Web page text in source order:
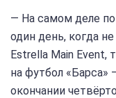
— На самом деле по
один день, когда
Estrella Main Event,
на футбол «Барса»
окончании